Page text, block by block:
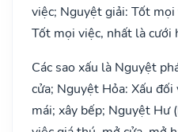
việc; Nguyệt giải: Tốt
Tốt mọi việc, nhất là cưới
Các sao xấu là Nguyệt
cửa; Nguyệt Hỏa: Xấu
mái; xây bếp; Nguyệt Hư